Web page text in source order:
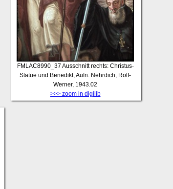
FMLAC8990_37 Ausschnitt rechts: Christus-
Statue und Benedikt, Aufn. Nehrdich, Rolf-
Werner, 1943.02
>>> zoom in digilib